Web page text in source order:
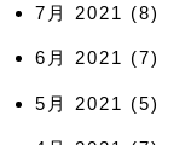
7月 2021 (8)
6月 2021 (7)
5月 2021 (5)